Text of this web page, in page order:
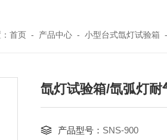
首页- 产品中心- 小型台式氙灯试验箱 -
氙灯试验箱/氙弧灯耐
产品型号： SNS-900